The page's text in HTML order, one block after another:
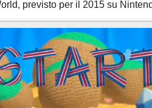
previsto per il 2015 su